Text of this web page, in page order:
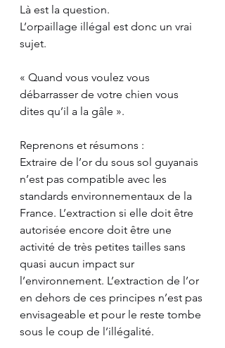
Là est la question.
L’orpaillage illégal est donc un vrai
sujet.
« Quand vous voulez vous
débarrasser de votre chien vous
dites qu’il a la gâle ».
Reprenons et résumons :
Extraire de l’or du sous sol guyanais
n’est pas compatible avec les
standards environnementaux de la
France. L’extraction si elle doit être
autorisée encore doit être une
activité de très petites tailles sans
quasi aucun impact sur
l’environnement. L’extraction de l’or
en dehors de ces principes n’est pas
envisageable et pour le reste tombe
sous le coup de l’illégalité.